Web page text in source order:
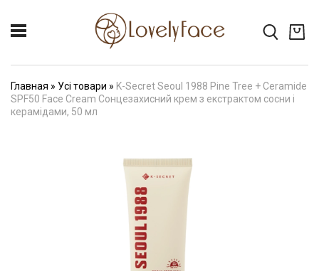
Главная » Усі товари » K-Secret Seoul 1988 Pine Tree + Ceramide
SPF50 Face Cream Cонцезахисний крем з екстрактом сосни і
керамідами, 50 мл